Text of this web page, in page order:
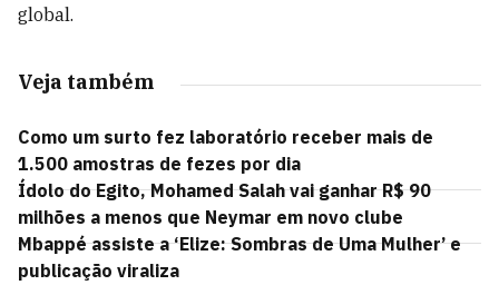
global.
Veja também
Como um surto fez laboratório receber mais de
1.500 amostras de fezes por dia
Ídolo do Egito, Mohamed Salah vai ganhar R$ 90
milhões a menos que Neymar em novo clube
Mbappé assiste a ‘Elize: Sombras de Uma Mulher’ e
publicação viraliza